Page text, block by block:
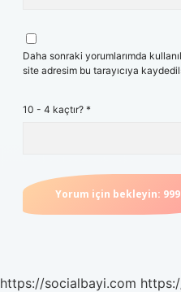
Daha sonraki yorumlarımda
site adresim bu tarayıcıya
10 - 4 kaçtır? *
https://socialbayi.com